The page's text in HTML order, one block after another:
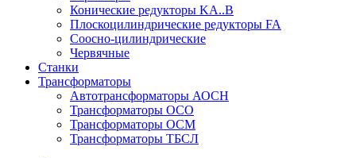
Конические редукторы KA..B
Плоскоцилиндрические редукторы FA
Соосно-цилиндрические
Червячные
Станки
Трансформаторы
Автотрансформаторы АОСН
Трансформаторы ОСО
Трансформаторы ОСМ
Трансформаторы ТБСЛ